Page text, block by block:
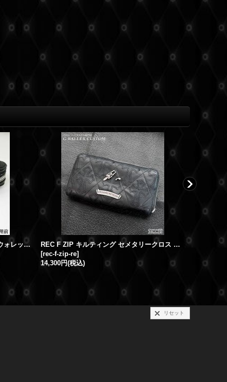
クロムハーツ修理 REC F ZIP レザーウォレット ダガーファスナー修理 破損取れ
REC F ZIP キルティング セメタリークロス ジップファスナー修理
[rec-f-zip-re]
14,300円(税込)
41,800円
リセット